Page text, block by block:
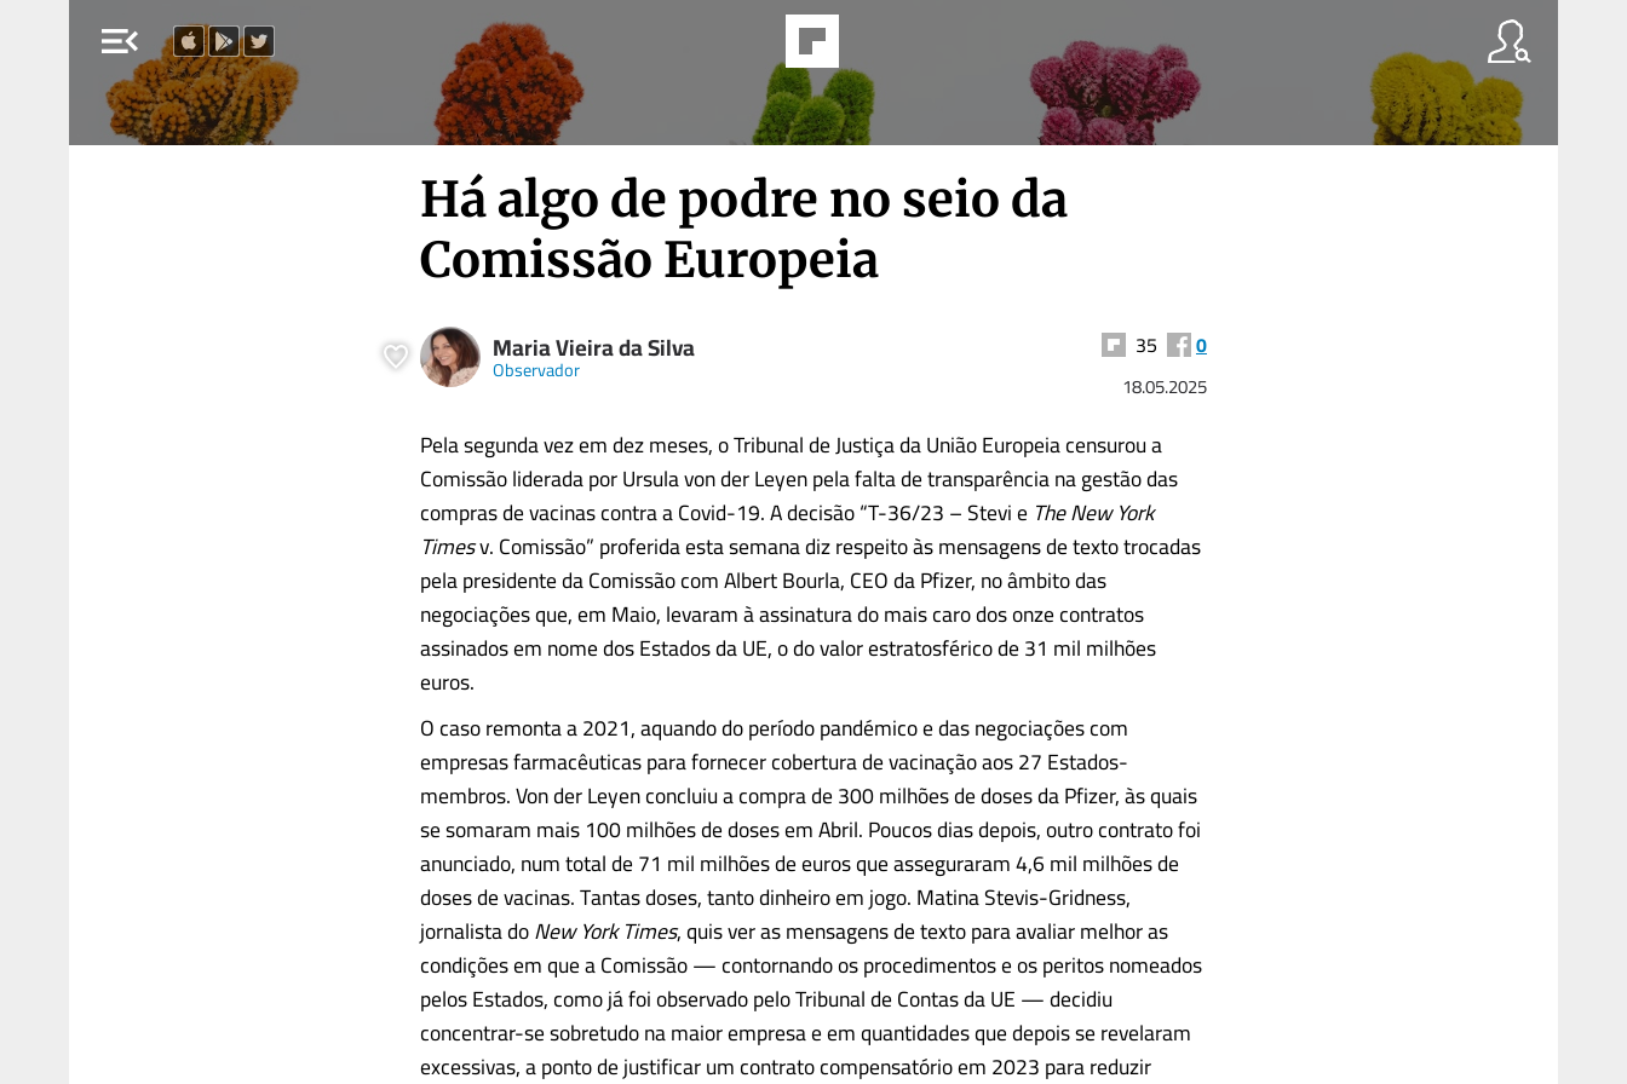
menu_open
Há algo de podre no seio da
Comissão Europeia
Maria Vieira da Silva
Observador
35 0
18.05.2025
Pela segunda vez em dez meses, o Tribunal de Justiça da União Europeia censurou a
Comissão liderada por Ursula von der Leyen pela falta de transparência na gestão das
compras de vacinas contra a Covid-19. A decisão “T-36/23 – Stevi e The New York
Timesv. Comissão” proferida esta semana diz respeito às mensagens de texto trocadas
pela presidente da Comissão com Albert Bourla, CEO da Pfizer, no âmbito das
negociações que, em Maio, levaram à assinatura do mais caro dos onze contratos
assinados em nome dos Estados da UE, o do valor estratosférico de 31 mil milhões
euros.
O caso remonta a 2021, aquando do período pandémico e das negociações com
empresas farmacêuticas para fornecer cobertura de vacinação aos 27 Estados-
membros. Von der Leyen concluiu a compra de 300 milhões de doses da Pfizer, às quais
se somaram mais 100 milhões de doses em Abril. Poucos dias depois, outro contrato foi
anunciado, num total de 71 mil milhões de euros que asseguraram 4,6 mil milhões de
doses de vacinas. Tantas doses, tanto dinheiro em jogo. Matina Stevis-Gridness,
jornalista doNew York Times, quis ver as mensagens de texto para avaliar melhor as
condições em que a Comissão — contornando os procedimentos e os peritos nomeados
pelos Estados, como já foi observado pelo Tribunal de Contas da UE — decidiu
concentrar-se sobretudo na maior empresa e em quantidades que depois se revelaram
excessivas, a ponto de justificar um contrato compensatório em 2023 para reduzir